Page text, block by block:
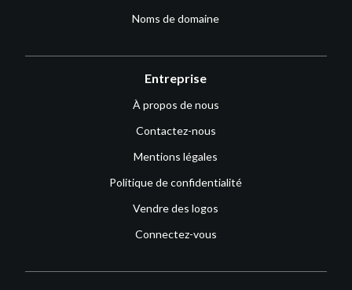
Noms de domaine
Entreprise
À propos de nous
Contactez-nous
Mentions légales
Politique de confidentialité
Vendre des logos
Connectez-vous